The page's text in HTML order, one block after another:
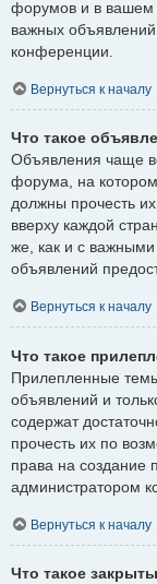
форумов и в вашем
важных
конференции.
Вернуться к началу
Что такое
Объявления чаще
форума, на
должны прочесть
вверху каждой
же, как и с
объявлений
Вернуться к началу
Что такое
Прилепленные
объявлений и
содержат
прочесть их по
права на создание
администратором
Вернуться к началу
Что такое